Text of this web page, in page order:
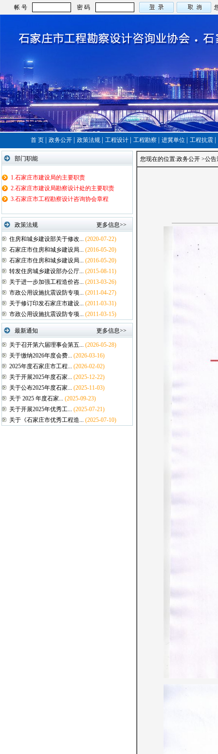
帐 号 密 码
首 页 政务公开 政策法规 工程设计 工程勘察 进冀单位 工程抗震
部门职能
1.石家庄市建设局的主要职责
2.石家庄市建设局勘察设计处的主要职责
3.石家庄市工程勘察设计咨询协会章程
政策法规 更多信息>>
住房和城乡建设部关于修改... (2020-07-22)
石家庄市住房和城乡建设局... (2016-05-20)
石家庄市住房和城乡建设局... (2016-05-20)
转发住房城乡建设部办公厅... (2015-08-11)
关于进一步加强工程造价咨... (2013-03-26)
市政公用设施抗震设防专项... (2011-04-27)
关于修订印发石家庄市建设... (2011-03-31)
市政公用设施抗震设防专项... (2011-03-15)
最新通知 更多信息>>
关于召开第六届理事会第五... (2026-05-28)
关于缴纳2026年度会费... (2026-03-16)
2025年度石家庄市工程... (2026-02-02)
关于开展2025年度石家... (2025-12-22)
关于公布2025年度石家... (2025-11-03)
关于 2025 年度石家... (2025-09-23)
关于开展2025年优秀工... (2025-07-21)
关于《石家庄市优秀工程造... (2025-07-10)
您现在的位置:政务公开 >公告